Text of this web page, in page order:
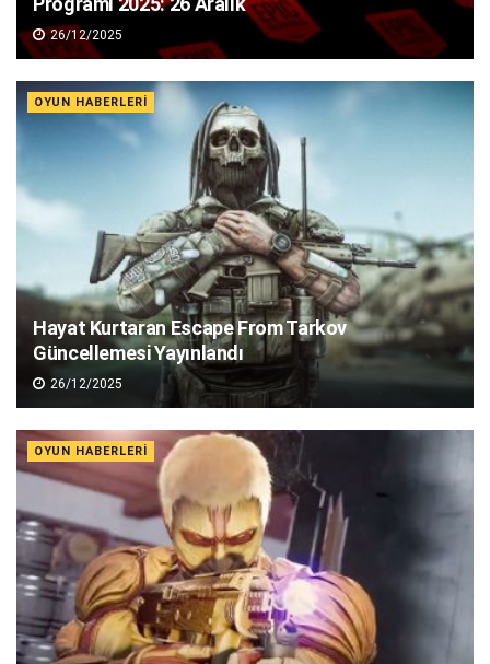
26/12/2025
OYUN HABERLERI
Hayat Kurtaran Escape From Tarkov
Güncellemesi Yayınlandı
26/12/2025
OYUN HABERLERI